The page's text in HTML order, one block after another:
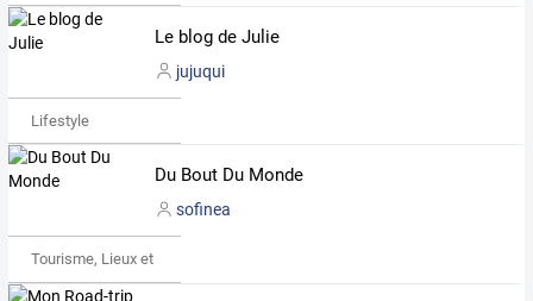
Le blog de Julie
jujuqui
Lifestyle
Du Bout Du Monde
sofinea
Tourisme, Lieux et Événements